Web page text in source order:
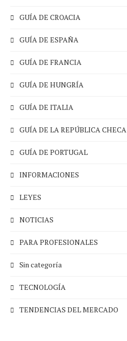
GUÍA DE CROACIA
GUÍA DE ESPAÑA
GUÍA DE FRANCIA
GUÍA DE HUNGRÍA
GUÍA DE ITALIA
GUÍA DE LA REPÚBLICA CHECA
GUÍA DE PORTUGAL
INFORMACIONES
LEYES
NOTICIAS
PARA PROFESIONALES
Sin categoría
TECNOLOGÍA
TENDENCIAS DEL MERCADO